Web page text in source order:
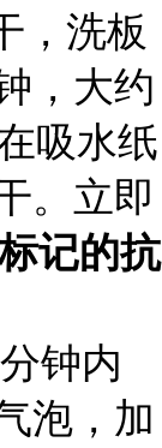
，洗板
，大约
吸水纸
。立即
记的抗
分钟内
泡，加